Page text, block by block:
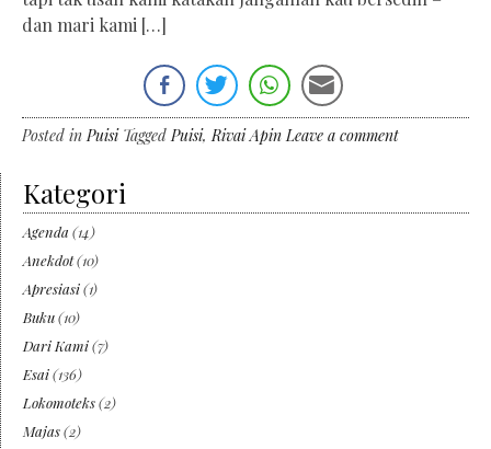
dan mari kami […]
Posted inPuisi TaggedPuisi,Rivai Apin Leave a comment
Kategori
Agenda (14)
Anekdot(10)
Apresiasi(1)
Buku(10)
Dari Kami(7)
Esai(136)
Lokomoteks(2)
Majas(2)